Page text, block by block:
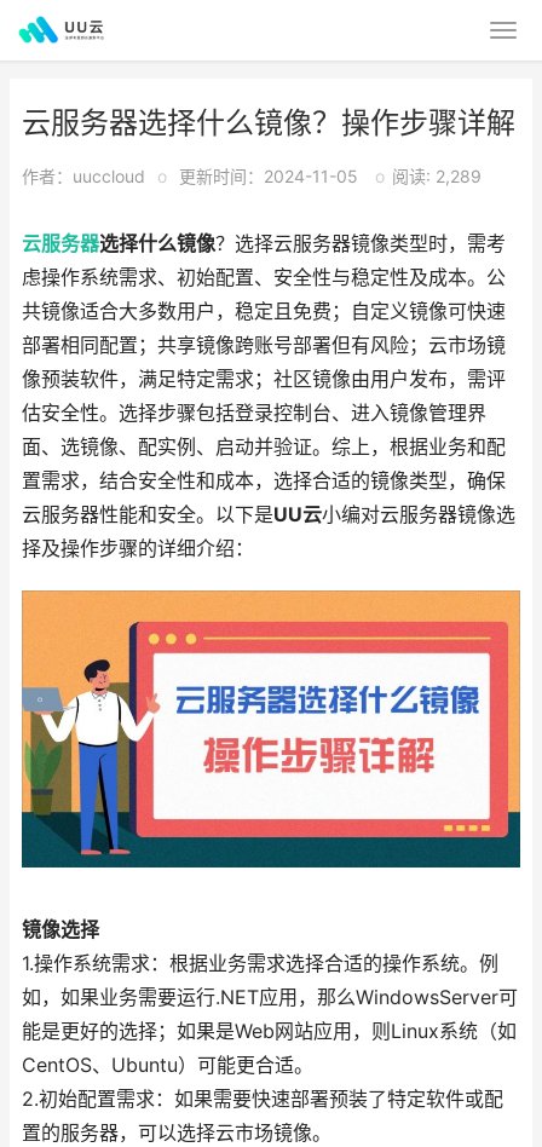
云服务器选择什么镜像？操作步骤详解
作者：uuccloud o 更新时间：2024-11-05 o 阅读: 2,289
云服务器选择什么镜像？选择云服务器镜像类型时，需考
虑操作系统需求、初始配置、安全性与稳定性及成本。公
共镜像适合大多数用户，稳定且免费；自定义镜像可快速
部署相同配置；共享镜像跨账号部署但有风险；云市场镜
像预装软件，满足特定需求；社区镜像由用户发布，需评
估安全性。选择步骤包括登录控制台、进入镜像管理界
面、选镜像、配实例、启动并验证。综上，根据业务和配
置需求，结合安全性和成本，选择合适的镜像类型，确保
云服务器性能和安全。以下是UU云小编对云服务器镜像选
择及操作步骤的详细介绍：
镜像选择
1.操作系统需求：根据业务需求选择合适的操作系统。例
如，如果业务需要运行.NET应用，那么WindowsServer可
能是更好的选择；如果是Web网站应用，则Linux系统（如
CentOS、Ubuntu）可能更合适。
2.初始配置需求：如果需要快速部署预装了特定软件或配
置的服务器，可以选择云市场镜像。